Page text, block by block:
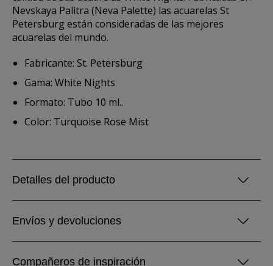
Nevskaya Palitra (Neva Palette) las acuarelas St
Petersburg están consideradas de las mejores
acuarelas del mundo.
Fabricante: St. Petersburg
Gama: White Nights
Formato: Tubo 10 ml..
Color: Turquoise Rose Mist
Detalles del producto
Envíos y devoluciones
Compañeros de inspiración